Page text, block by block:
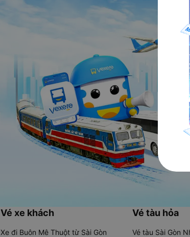
Vé xe khách
Xe đi Buôn Mê Thuột từ Sài Gòn
Vé tàu hỏa
Vé tàu Sài Gòn